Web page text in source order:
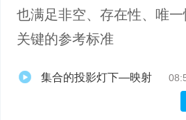
也满足非空、存在性、唯
关键的参考标准
集合的投影灯下—映射